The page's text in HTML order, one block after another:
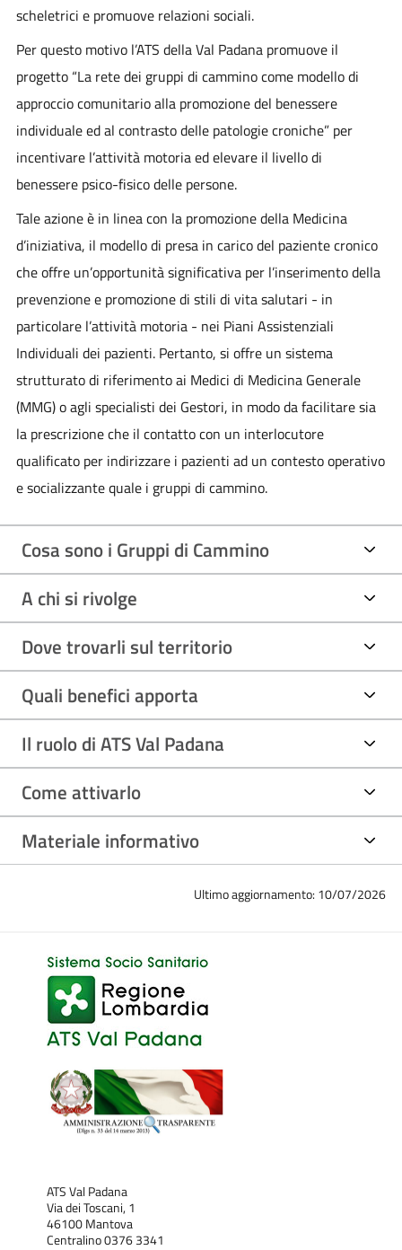
scheletrici e promuove relazioni sociali.
Per questo motivo l’ATS della Val Padana promuove il
progetto “La rete dei gruppi di cammino come modello di
approccio comunitario alla promozione del benessere
individuale ed al contrasto delle patologie croniche” per
incentivare l’attività motoria ed elevare il livello di
benessere psico-fisico delle persone.
Tale azione è in linea con la promozione della Medicina
d’iniziativa, il modello di presa in carico del paziente cronico
che offre un’opportunità significativa per l’inserimento della
prevenzione e promozione di stili di vita salutari - in
particolare l’attività motoria - nei Piani Assistenziali
Individuali dei pazienti. Pertanto, si offre un sistema
strutturato di riferimento ai Medici di Medicina Generale
(MMG) o agli specialisti dei Gestori, in modo da facilitare sia
la prescrizione che il contatto con un interlocutore
qualificato per indirizzare i pazienti ad un contesto operativo
e socializzante quale i gruppi di cammino.
Cosa sono i Gruppi di Cammino
A chi si rivolge
Dove trovarli sul territorio
Quali benefici apporta
Il ruolo di ATS Val Padana
Come attivarlo
Materiale informativo
Ultimo aggiornamento: 10/07/2026
ATS Val Padana
Via dei Toscani, 1
46100 Mantova
Centralino 0376 3341